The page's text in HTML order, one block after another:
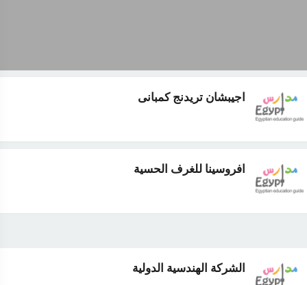
اجيبشان تريدنج كمبانى
افروسينا للغرف الحسية
الشركة الهندسية الدولية